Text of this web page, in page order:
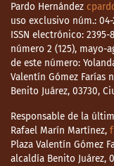
Pardo Hernández
uso exclusivo núm.: 04-
ISSN electrónico:
número 2 (125), mayo-
de este número:
Valentín Gómez Farías
Benito Juárez, 03730,
Responsable de la
Rafael Marín Martínez,
Plaza Valentín Gómez
alcaldía Benito Juárez,